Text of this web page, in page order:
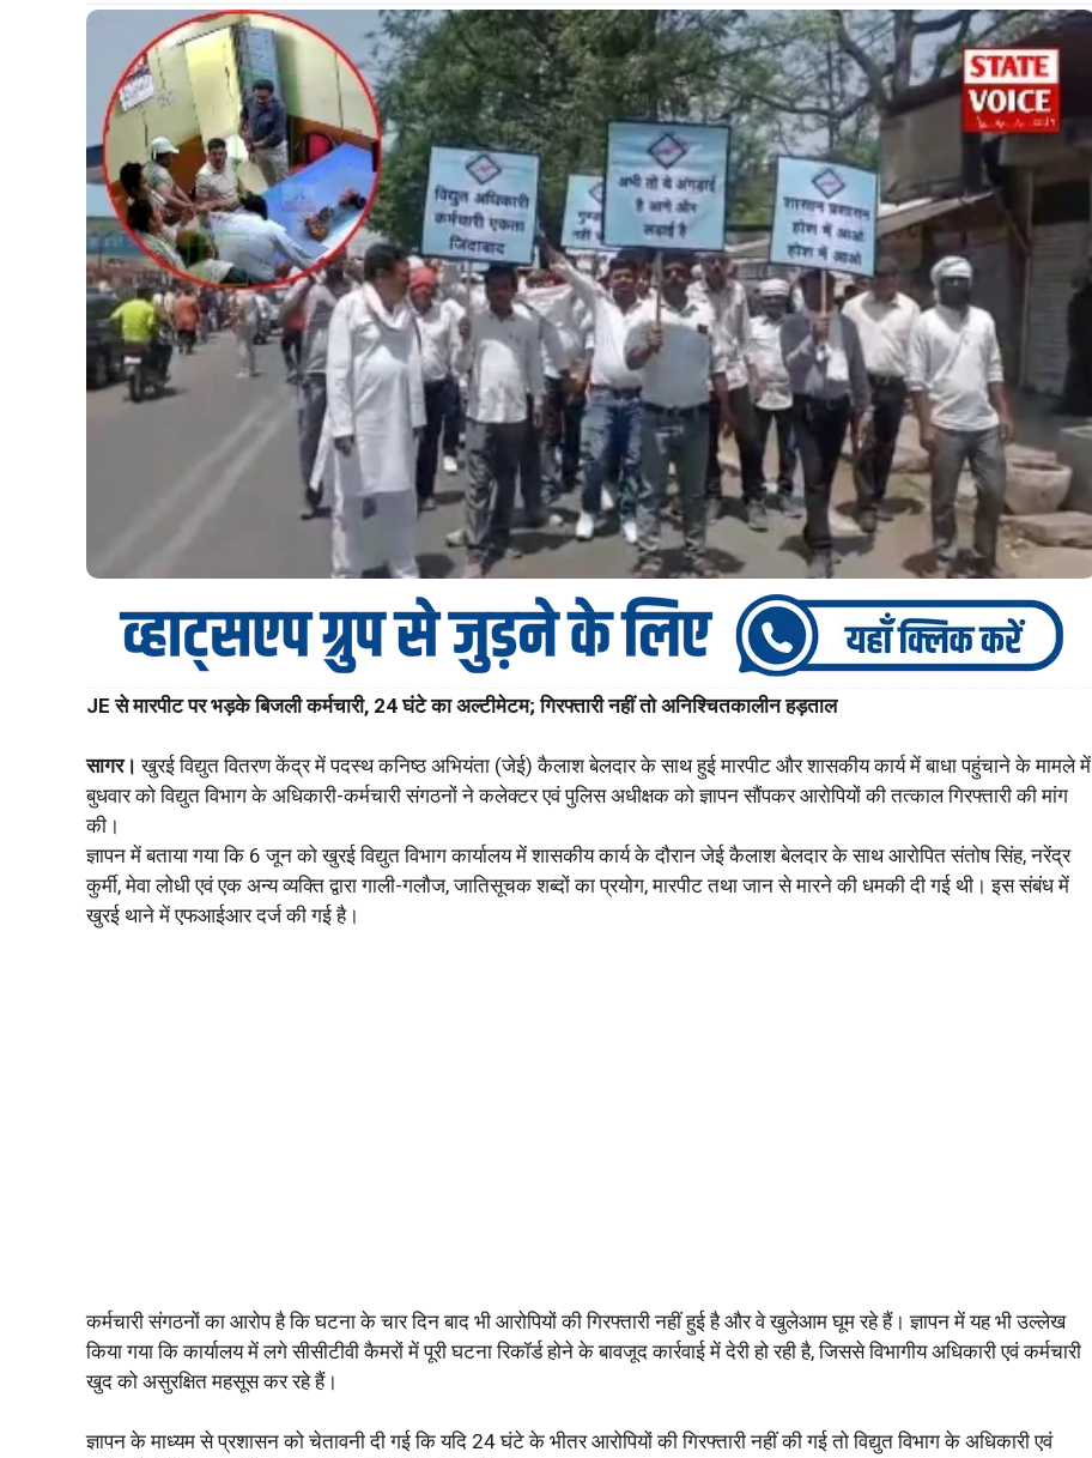
JE से मारपीट पर भड़के बिजली कर्मचारी, 24 घंटे का अल्टीमेटम; गिरफ्तारी नहीं तो अनिश्चितकालीन हड़ताल
सागर। खुरई विद्युत वितरण केंद्र में पदस्थ कनिष्ठ अभियंता (जेई) कैलाश बेलदार के साथ हुई मारपीट और शासकीय कार्य में बाधा पहुंचाने के मामले में
बुधवार को विद्युत विभाग के अधिकारी-कर्मचारी संगठनों ने कलेक्टर एवं पुलिस अधीक्षक को ज्ञापन सौंपकर आरोपियों की तत्काल गिरफ्तारी की मांग
की।
ज्ञापन में बताया गया कि 6 जून को खुरई विद्युत विभाग कार्यालय में शासकीय कार्य के दौरान जेई कैलाश बेलदार के साथ आरोपित संतोष सिंह, नरेंद्र
कुर्मी, मेवा लोधी एवं एक अन्य व्यक्ति द्वारा गाली-गलौज, जातिसूचक शब्दों का प्रयोग, मारपीट तथा जान से मारने की धमकी दी गई थी। इस संबंध में
खुरई थाने में एफआईआर दर्ज की गई है।
कर्मचारी संगठनों का आरोप है कि घटना के चार दिन बाद भी आरोपियों की गिरफ्तारी नहीं हुई है और वे खुलेआम घूम रहे हैं। ज्ञापन में यह भी उल्लेख
किया गया कि कार्यालय में लगे सीसीटीवी कैमरों में पूरी घटना रिकॉर्ड होने के बावजूद कार्रवाई में देरी हो रही है, जिससे विभागीय अधिकारी एवं कर्मचारी
खुद को असुरक्षित महसूस कर रहे हैं।
ज्ञापन के माध्यम से प्रशासन को चेतावनी दी गई कि यदि 24 घंटे के भीतर आरोपियों की गिरफ्तारी नहीं की गई तो विद्युत विभाग के अधिकारी एवं